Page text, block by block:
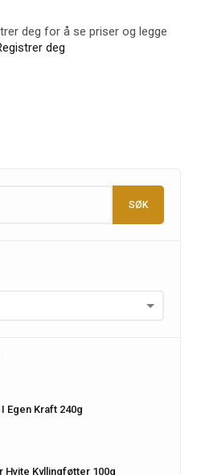
deg for å se priser og legge
deg
SØK
Egen Kraft 240g
Hvite Kyllingføtter 100g